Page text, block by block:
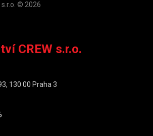
s.r.o. © 2026
CREW s.r.o.
130 00 Praha 3